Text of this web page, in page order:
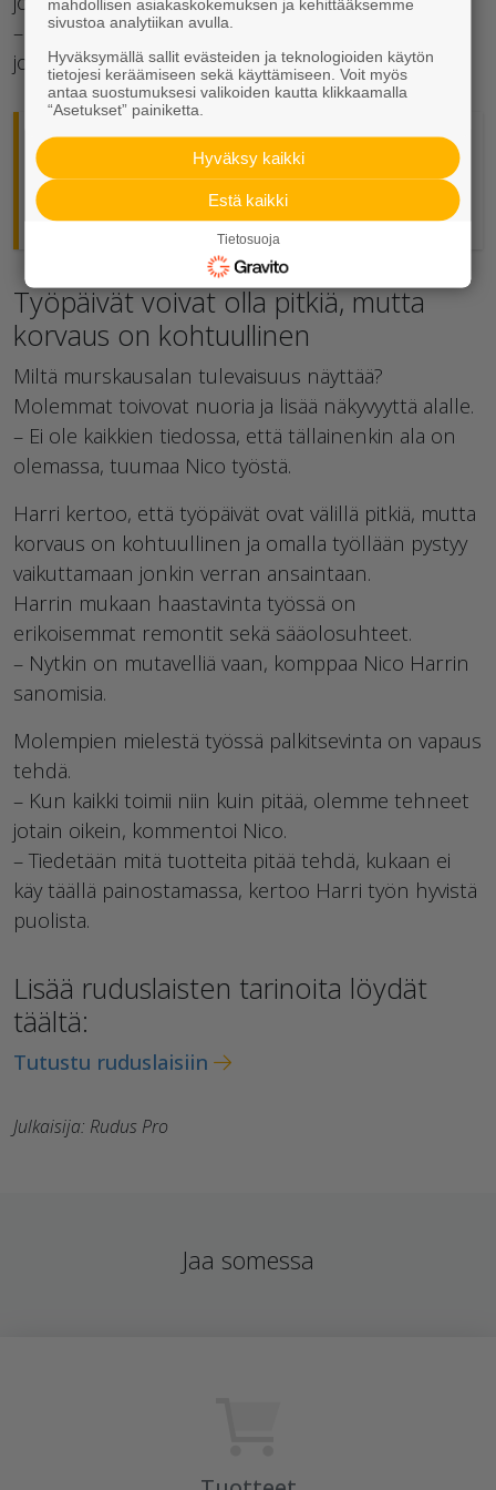
– Minullekin tulee useasti uusia asioita vastaan,
joista soitan viisaammille, kuvailee Harri.
Nicon kanssa voin luottaa siihen, että
asiat tapahtuvat.
Työpäivät voivat olla pitkiä, mutta
korvaus on kohtuullinen
Miltä murskausalan tulevaisuus näyttää?
Molemmat toivovat nuoria ja lisää näkyvyyttä alalle.
– Ei ole kaikkien tiedossa, että tällainenkin ala on
olemassa, tuumaa Nico työstä.
Harri kertoo, että työpäivät ovat välillä pitkiä, mutta
korvaus on kohtuullinen ja omalla työllään pystyy
vaikuttamaan jonkin verran ansaintaan.
Harrin mukaan haastavinta työssä on
erikoisemmat remontit sekä sääolosuhteet.
– Nytkin on mutavelliä vaan, komppaa Nico Harrin
sanomisia.
Molempien mielestä työssä palkitsevinta on vapaus
tehdä.
– Kun kaikki toimii niin kuin pitää, olemme tehneet
jotain oikein, kommentoi Nico.
– Tiedetään mitä tuotteita pitää tehdä, kukaan ei
käy täällä painostamassa, kertoo Harri työn hyvistä
puolista.
Lisää ruduslaisten tarinoita löydät
täältä:
Tutustu ruduslaisiin
Julkaisija: Rudus Pro
Jaa somessa
mahdollisen asiakaskokemuksen ja kehittääksemme
sivustoa analytiikan avulla.
Hyväksymällä sallit evästeiden ja teknologioiden käytön
tietojesi keräämiseen sekä käyttämiseen. Voit myös
antaa suostumuksesi valikoiden kautta klikkaamalla
“Asetukset” painiketta.
Hyväksy kaikki
Estä kaikki
Tietosuoja